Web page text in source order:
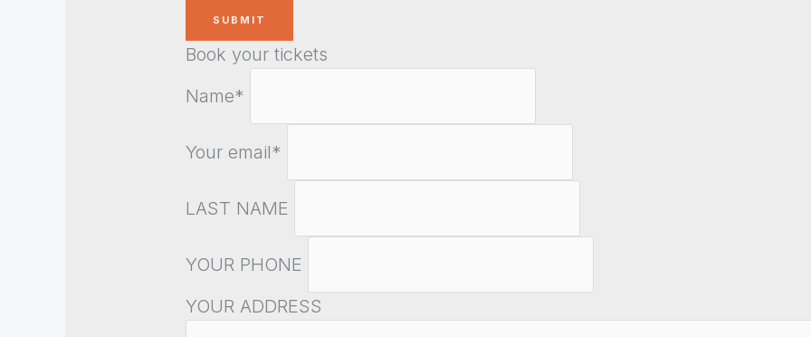
Book your tickets
Name*
Your email*
LAST NAME
YOUR PHONE
YOUR ADDRESS